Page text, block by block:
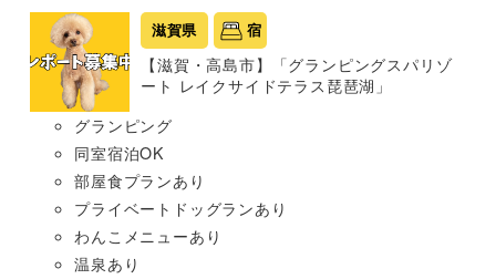
滋賀県 宿
【滋賀・高島市】「グランピングスパリゾ
ート レイクサイドテラス琵琶湖」
グランピング
同室宿泊OK
部屋食プランあり
プライベートドッグランあり
わんこメニューあり
温泉あり